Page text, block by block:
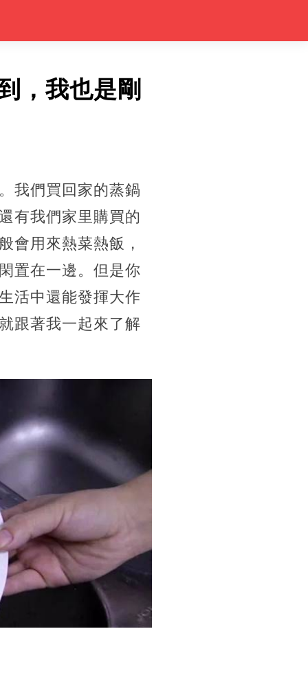
，我也是剛
我們買回家的蒸鍋
有我們家里購買的
會用來熱菜熱飯，
置在一邊。但是你
活中還能發揮大作
跟著我一起來了解